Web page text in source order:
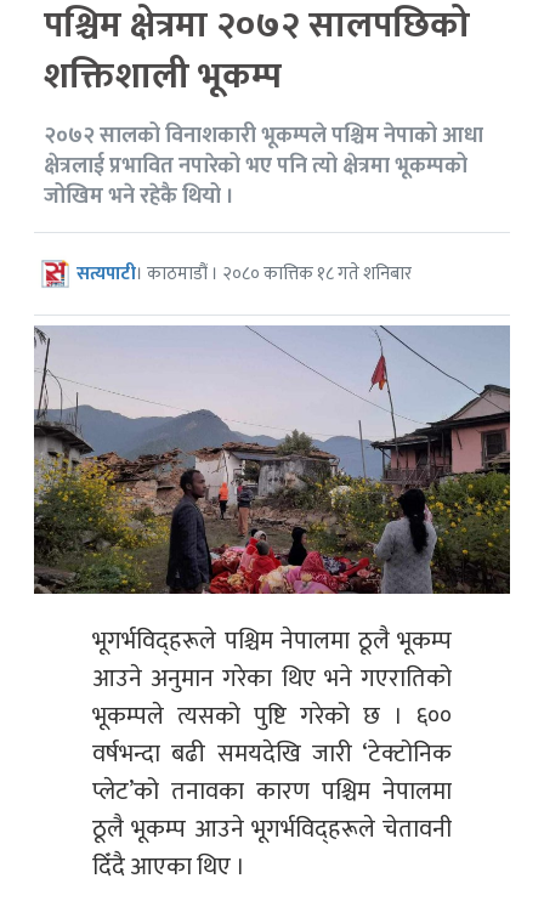
पश्चिम क्षेत्रमा २०७२ सालपछिको
शक्तिशाली भूकम्प
२०७२ सालको विनाशकारी भूकम्पले पश्चिम नेपाको आधा
क्षेत्रलाई प्रभावित नपारेको भए पनि त्यो क्षेत्रमा भूकम्पको
जोखिम भने रहेकै थियो ।
सत्यपाटी। काठमाडौं । २०८० कात्तिक १८ गते शनिबार
भूगर्भविद्हरूले पश्चिम नेपालमा ठूलै भूकम्प
आउने अनुमान गरेका थिए भने गएरातिको
भूकम्पले त्यसको पुष्टि गरेको छ । ६००
वर्षभन्दा बढी समयदेखि जारी ‘टेक्टोनिक
प्लेट’को तनावका कारण पश्चिम नेपालमा
ठूलै भूकम्प आउने भूगर्भविद्हरूले चेतावनी
दिँदै आएका थिए ।